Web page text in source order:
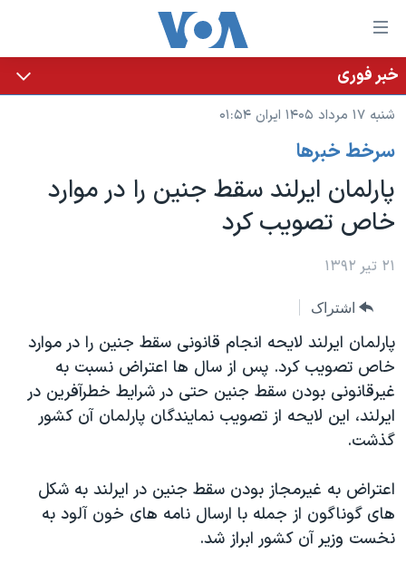
لینکهای
قابل
دسترسی
جهش
محتوای
اصلی
جهش
به
صفحه
جهش
جستجو
خانه
نسخه سبک وب‌سایت
موضوع ها
ایران
آمریکا
جهان
ویدیوها
فرهنگ و زندگی
اقتصادی
علم و فناوری
برنامه های تلویزیونی
جدول برنامه ها
صفحه‌های ویژه
بایگانی برنامه‌های تلویزیونی
مستندها
حمله جمهوری اسلامی به اسرائیل
رمز مهسا
یادگیری زبان انگلیسی
دنبال کنید
زبانهای مختلف
خبر فوری
شنبه ۱۷ مرداد ۱۴۰۵ ایران ۰۱:۵۴
سرخط خبرها
پارلمان ایرلند سقط جنین را در موارد
خاص تصویب کرد
۲۱ تیر ۱۳۹۲
اشتراک
پارلمان ایرلند لایحه انجام قانونی سقط جنین را در موارد
خاص تصویب کرد. پس از سال ها اعتراض نسبت به
غیرقانونی بودن سقط جنین حتی در شرایط خطرآفرین در
ایرلند، این لایحه از تصویب نمایندگان پارلمان آن کشور
گذشت.
اعتراض به غیرمجاز بودن سقط جنین در ایرلند به شکل
های گوناگون از جمله با ارسال نامه های خون آلود به
نخست وزیر آن کشور ابراز شد.